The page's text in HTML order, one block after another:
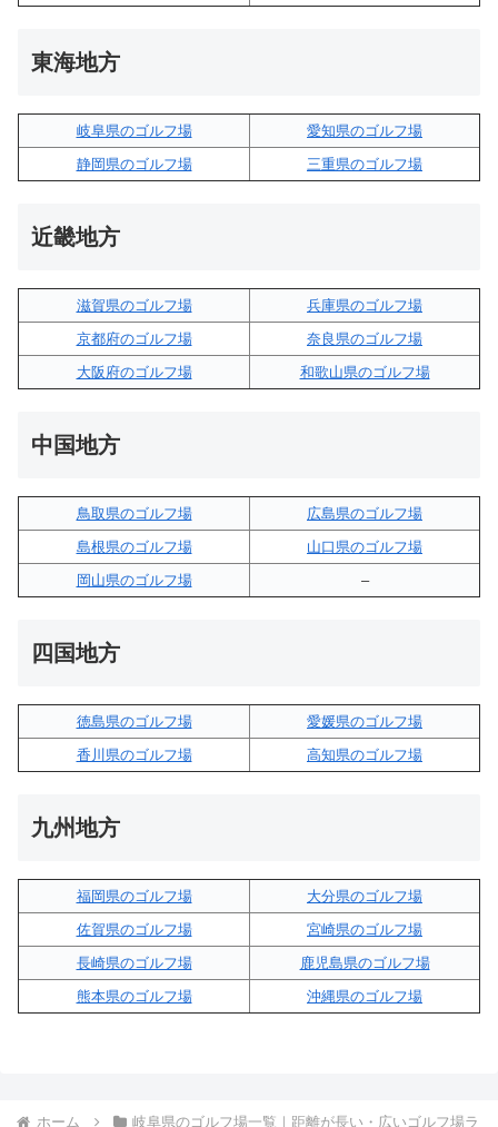
東海地方
岐阜県のゴルフ場
愛知県のゴルフ場
静岡県のゴルフ場
三重県のゴルフ場
近畿地方
滋賀県のゴルフ場
兵庫県のゴルフ場
京都府のゴルフ場
奈良県のゴルフ場
大阪府のゴルフ場
和歌山県のゴルフ場
中国地方
鳥取県のゴルフ場
広島県のゴルフ場
島根県のゴルフ場
山口県のゴルフ場
岡山県のゴルフ場
–
四国地方
徳島県のゴルフ場
愛媛県のゴルフ場
香川県のゴルフ場
高知県のゴルフ場
九州地方
福岡県のゴルフ場
大分県のゴルフ場
佐賀県のゴルフ場
宮崎県のゴルフ場
長崎県のゴルフ場
鹿児島県のゴルフ場
熊本県のゴルフ場
沖縄県のゴルフ場
ホーム 岐阜県のゴルフ場一覧｜距離が長い・広いゴルフ場ラ